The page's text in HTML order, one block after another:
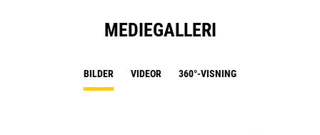
MEDIEGALLERI
BILDER VIDEOR 360°-VISNING